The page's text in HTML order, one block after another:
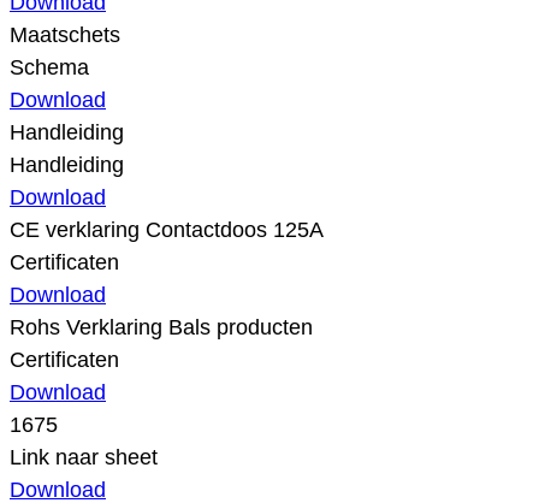
Maatschets
Schema
Download
Handleiding
Handleiding
Download
CE verklaring Contactdoos 125A
Certificaten
Download
Rohs Verklaring Bals producten
Certificaten
Download
1675
Link naar sheet
Download